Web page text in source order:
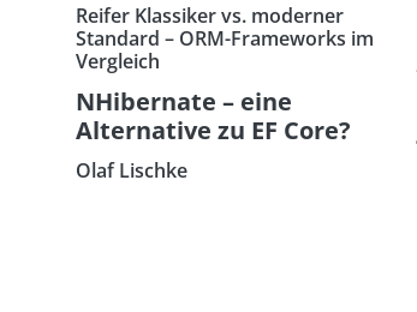
Reifer Klassiker vs. moderner
Standard – ORM-Frameworks im
Vergleich
NHibernate – eine
Alternative zu EF Core?
Olaf Lischke